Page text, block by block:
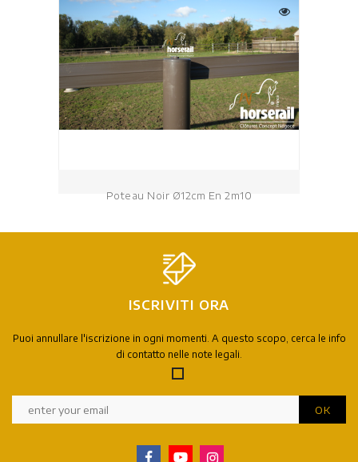
Poteau Noir Ø12cm En 2m10
ISCRIVITI ORA
Puoi annullare l'iscrizione in ogni momenti. A questo scopo, cerca le info
di contatto nelle note legali.